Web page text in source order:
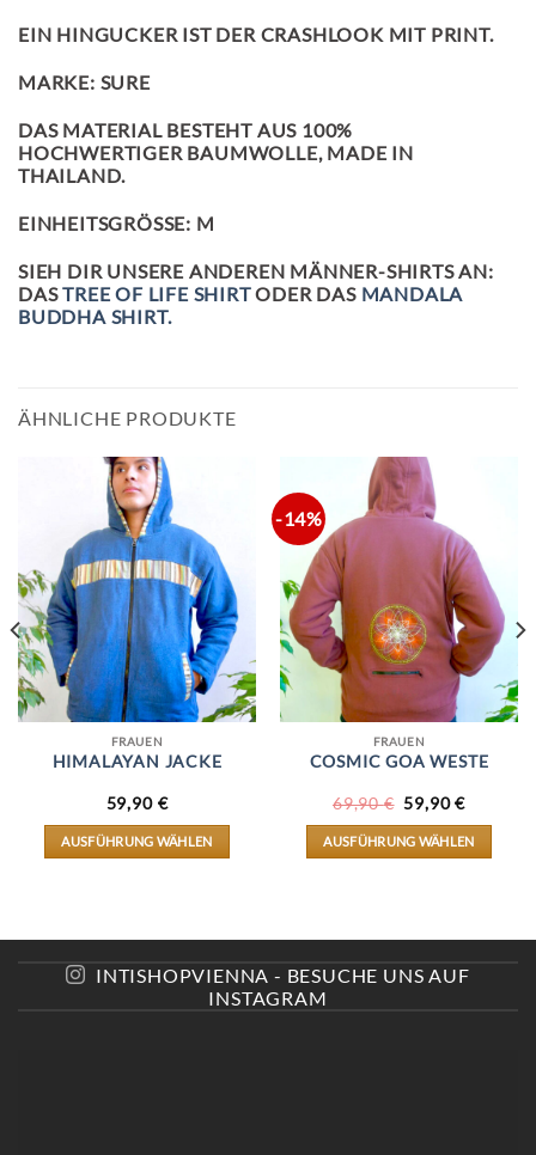
EIN HINGUCKER IST DER CRASHLOOK MIT PRINT.
MARKE: SURE
DAS MATERIAL BESTEHT AUS 100%
HOCHWERTIGER BAUMWOLLE, MADE IN
THAILAND.
EINHEITSGRÖSSE: M
SIEH DIR UNSERE ANDEREN MÄNNER-SHIRTS AN:
DASTREE OF LIFE SHIRTODER DAS MANDALA
BUDDHA SHIRT.
ÄHNLICHE PRODUKTE
FRAUEN
HIMALAYAN JACKE
59,90 €
AUSFÜHRUNG WÄHLEN
VARIANTEN
DIE
OPTIONEN
-14%
FRAUEN
COSMIC GOA WESTE
69,90€
PREIS
WAR:
69,90 €
59,90€
IST:
59,90 €.
AUSFÜHRUNG WÄHLEN
VARIANTEN
DIE
INTISHOPVIENNA - BESUCHE UNS AUF
INSTAGRAM